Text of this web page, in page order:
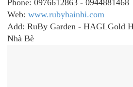
Phone: 0976612863 - 0944881468
Web: www.rubyhainhi.com
Add: RuBy Garden - HAGLGold
Nhà Bè